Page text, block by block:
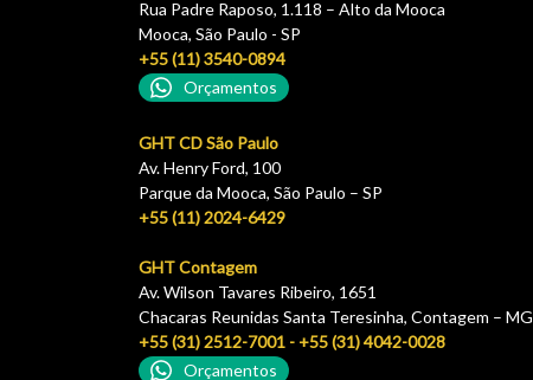
Rua Padre Raposo, 1.118 – Alto da Mooca
Mooca, São Paulo - SP
+55 (11) 3540-0894
Orçamentos
GHT CD São Paulo
Av. Henry Ford, 100
Parque da Mooca, São Paulo – SP
+55 (11) 2024-6429
GHT Contagem
Av. Wilson Tavares Ribeiro, 1651
Chacaras Reunidas Santa Teresinha, Contagem – MG
+55 (31) 2512-7001 - +55 (31) 4042-0028
Orçamentos